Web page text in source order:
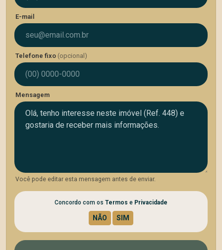
E-mail
Telefone fixo (opcional)
Mensagem
Você pode editar esta mensagem antes de enviar.
Concordo com os Termos e Privacidade